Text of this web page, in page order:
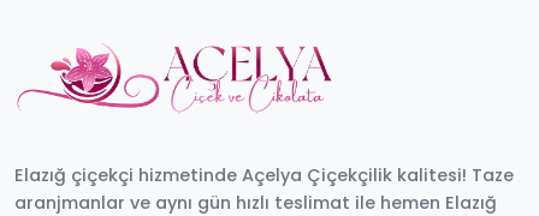
Elazığ çiçekçi hizmetinde Açelya Çiçekçilik kalitesi! Taze
aranjmanlar ve aynı gün hızlı teslimat ile hemen Elazığ